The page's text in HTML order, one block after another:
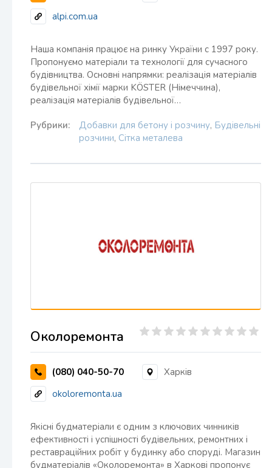
alpi.com.ua
Наша компанія працює на ринку України с 1997 року.
Пропонуємо матеріали та технології для сучасного
будівництва. Основні напрямки: реалізація матеріалів
будівельної хімії марки KÖSTER (Німеччина),
реалізація матеріалів будівельної…
Рубрики: Добавки для бетону і розчину, Будівельні
розчини, Сітка металева
Околоремонта
(080) 040-50-70
Харків
okoloremonta.ua
Якісні будматеріали є одним з ключових чинників
ефективності і успішності будівельних, ремонтних і
реставраційних робіт у будинку або споруді. Магазин
будматеріалів «Околоремонта» в Харкові пропонує